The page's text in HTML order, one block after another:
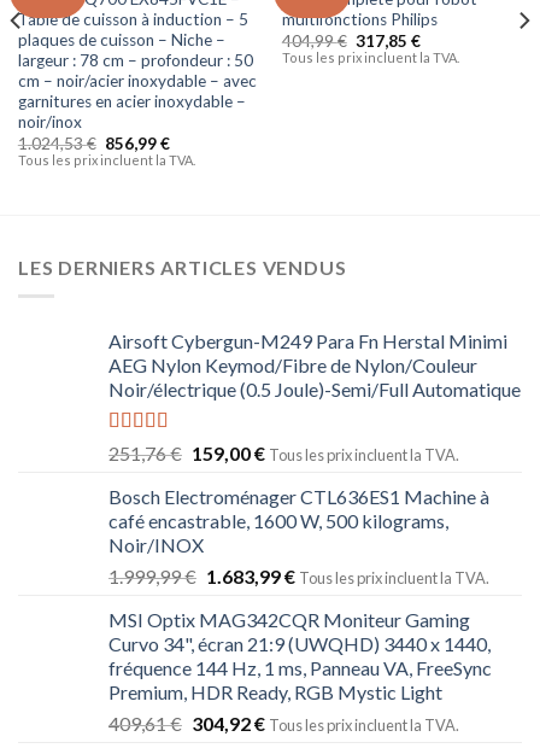
à la liste
d’envies
Table de cuisson à induction – 5
plaques de cuisson – Niche –
largeur : 78 cm – profondeur : 50
cm – noir/acier inoxydable – avec
garnitures en acier inoxydable –
noir/inox
1.024,53€ 856,99€
Tous les prix incluent la TVA.
à la liste
multifonctions Philips
404,99€ 317,85 €
Tous les prix incluent la TVA.
LES DERNIERS ARTICLES VENDUS
Airsoft Cybergun-M249 Para Fn Herstal Minimi
AEG Nylon Keymod/Fibre de Nylon/Couleur
Noir/électrique (0.5 Joule)-Semi/Full Automatique
Note5.00
sur 5
251,76€ 159,00€ Tous les prix incluent la TVA.
Bosch Electroménager CTL636ES1 Machine à
café encastrable, 1600 W, 500 kilograms,
Noir/INOX
1.999,99€ 1.683,99€ Tous les prix incluent la TVA.
MSI Optix MAG342CQR Moniteur Gaming
Curvo 34", écran 21:9 (UWQHD) 3440 x 1440,
fréquence 144 Hz, 1 ms, Panneau VA, FreeSync
Premium, HDR Ready, RGB Mystic Light
409,61€ 304,92€ Tous les prix incluent la TVA.